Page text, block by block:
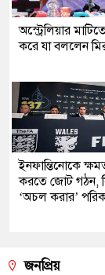
অস্ট্রেলিয়ার
করে যা বললেন
ইনফান্তিনোকে
করতে জোট গঠন,
‘অচল করার’
জনপ্রিয়